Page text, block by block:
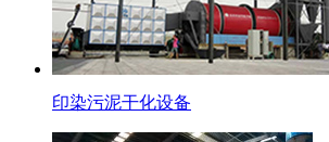
印染污泥干化设备